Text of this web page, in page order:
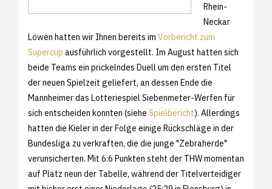
Rhein-
Neckar
Löwen hatten wir Ihnen bereits im Vorbericht zum
Supercup ausführlich vorgestellt. Im August hatten sich
beide Teams ein prickelndes Duell um den ersten Titel
der neuen Spielzeit geliefert, an dessen Ende die
Mannheimer das Lotteriespiel Siebenmeter-Werfen für
sich entscheiden konnten (siehe Spielbericht). Allerdings
hatten die Kieler in der Folge einige Rückschläge in der
Bundesliga zu verkraften, die die junge "Zebraherde"
verunsicherten. Mit 6:6 Punkten steht der THW momentan
auf Platz neun der Tabelle, während der Titelverteidiger